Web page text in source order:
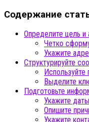
Содержание
Определите цель
Четко
Укажите
Структурируйте
Выделите
Подготовьте
Укажите
Опишите
Укажите